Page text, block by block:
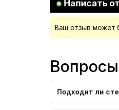
Написать
Ваш отзыв может
Подходит ли